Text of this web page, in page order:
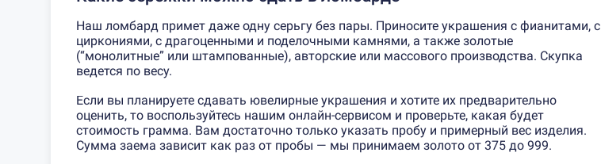
Наш ломбард примет даже одну серьгу без пары. Приносите украшения с фианитами, с
циркониями, с драгоценными и поделочными камнями, а также золотые
(“монолитные” или штампованные), авторские или массового производства. Скупка
ведется по весу.
Если вы планируете сдавать ювелирные украшения и хотите их предварительно
оценить, то воспользуйтесь нашим онлайн-сервисом и проверьте, какая будет
стоимость грамма. Вам достаточно только указать пробу и примерный вес изделия.
Сумма заема зависит как раз от пробы — мы принимаем золото от 375 до 999.